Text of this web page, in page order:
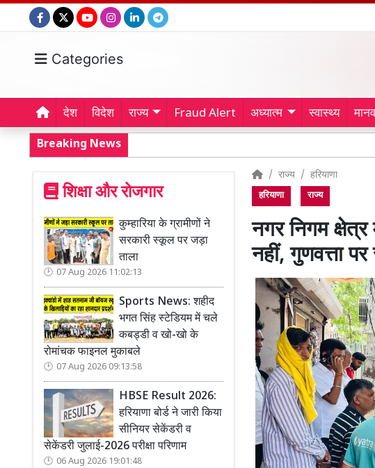
Categories
देश विदेश राज्य Fraud Alert अध्यात्म स्वास्थ्य
Breaking News
शिक्षा और रोजगार
कुम्हारिया के ग्रामीणों ने
सरकारी स्कूल पर जड़ा
ताला
07 Aug 2026 11:02:13
Sports News: शहीद
भगत सिंह स्टेडियम में चले
कबड्डी व खो-खो के
रोमांचक फाइनल मुकाबले
07 Aug 2026 09:13:58
HBSE Result 2026:
हरियाणा बोर्ड ने जारी किया
सीनियर सेकेंडरी व
सेकेंडरी जुलाई-2026 परीक्षा परिणाम
06 Aug 2026 19:01:48
राज्य हरियाणा
हरियाणा राज्य
नगर निगम क्षेत्र
नहीं, गुणवत्ता